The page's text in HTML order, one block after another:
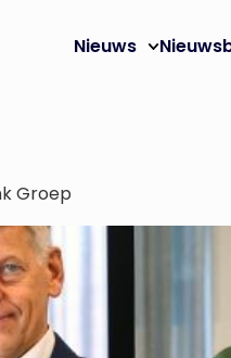
Nieuws
Groep